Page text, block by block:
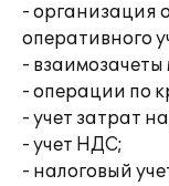
- организация
оперативного
-
- операции по
- учет затрат
- учет НДС;
- налоговый